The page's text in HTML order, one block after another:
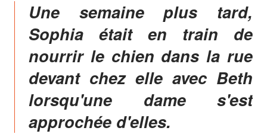
Une semaine plus tard,
Sophia était en train de
nourrir le chien dans la rue
devant chez elle avec Beth
lorsqu'une dame s'est
approchée d'elles.